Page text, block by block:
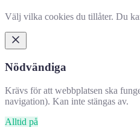
Välj vilka cookies du tillåter. Du
Nödvändiga
Krävs för att webbplatsen ska
navigation). Kan inte stängas av.
Alltid på